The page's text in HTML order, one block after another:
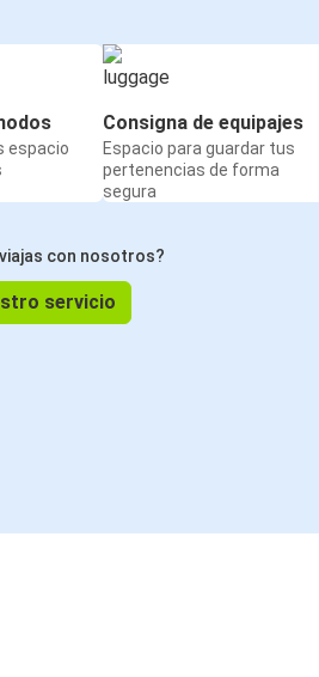
espacio
Consigna de equipajes
Espacio para guardar tus
pertenencias de forma
segura
con nosotros?
servicio